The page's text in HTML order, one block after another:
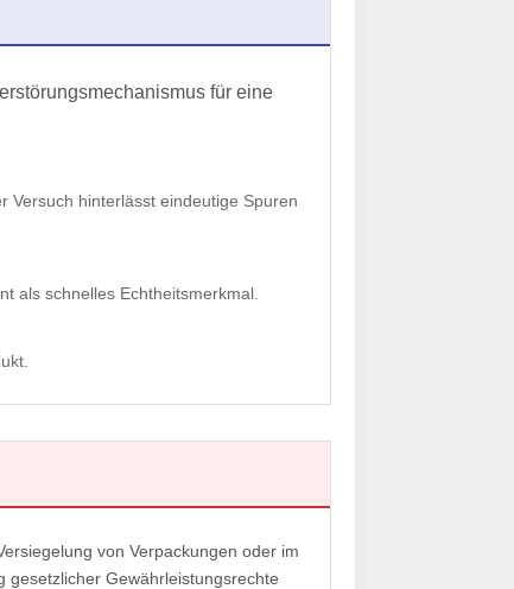
für eine
Versuch hinterlässt eindeutige Spuren
als schnelles Echtheitsmerkmal.
von Verpackungen oder im
gesetzlicher Gewährleistungsrechte